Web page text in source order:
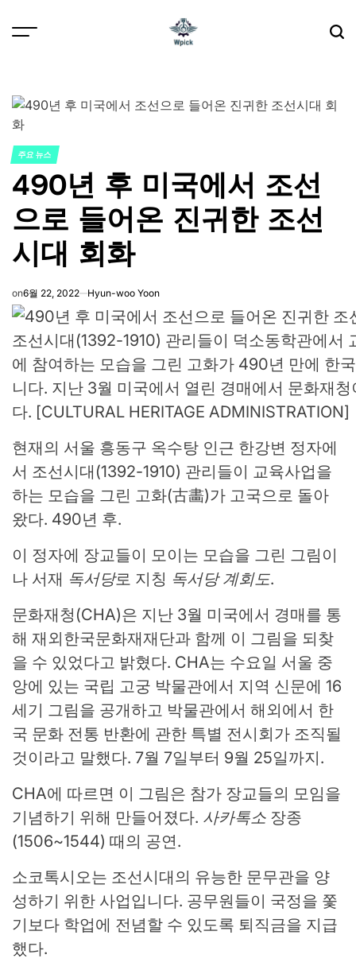
POSTED
IN
주요 뉴스
490년 후 미국에서 조선
으로 들어온 진귀한 조선
시대 회화
on6월 22, 2022 Hyun-woo Yoon
조선시대(1392-1910) 관리들이 덕소동학관에서
에 참여하는 모습을 그린 고화가 490년 만에 한
니다. 지난 3월 미국에서 열린 경매에서 문화재
다. [CULTURAL HERITAGE ADMINISTRATION]
현재의 서울 흥동구 옥수탕 인근 한강변 정자에
서 조선시대(1392-1910) 관리들이 교육사업을
하는 모습을 그린 고화(古畵)가 고국으로 돌아
왔다. 490년 후.
이 정자에 장교들이 모이는 모습을 그린 그림이
나 서재 독서당로 지칭 독서당 계회도.
문화재청(CHA)은 지난 3월 미국에서 경매를 통
해 재외한국문화재재단과 함께 이 그림을 되찾
을 수 있었다고 밝혔다. CHA는 수요일 서울 중
앙에 있는 국립 고궁 박물관에서 지역 신문에 16
세기 그림을 공개하고 박물관에서 해외에서 한
국 문화 전통 반환에 관한 특별 전시회가 조직될
것이라고 말했다. 7월 7일부터 9월 25일까지.
CHA에 따르면 이 그림은 참가 장교들의 모임을
기념하기 위해 만들어졌다. 사카톡소 장종
(1506~1544) 때의 공연.
소코톡시오는 조선시대의 유능한 문무관을 양
성하기 위한 사업입니다. 공무원들이 국정을 쫓
기보다 학업에 전념할 수 있도록 퇴직금을 지급
했다.